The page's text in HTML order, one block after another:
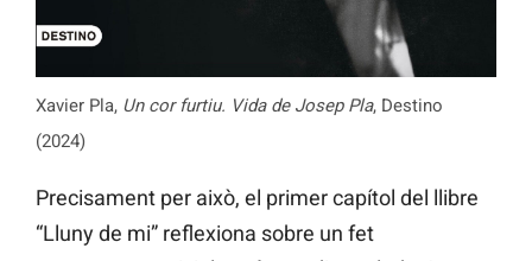
Xavier Pla, Un cor furtiu. Vida de Josep Pla, Destino
(2024)
Precisament per això, el primer capítol del llibre
“Lluny de mi” reflexiona sobre un fet